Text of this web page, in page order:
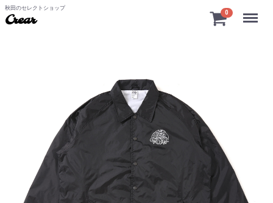
秋田のセレクトショップ
Crear
0 Menu